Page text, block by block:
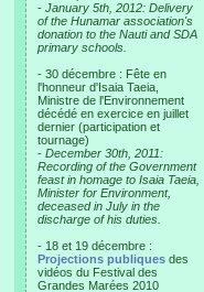
- January 5th, 2012: Delivery
of the Hunamar association's
donation to the Nauti and SDA
primary schools.
- 30 décembre : Fête en
l'honneur d'Isaia Taeia,
Ministre de l'Environnement
décédé en exercice en juillet
dernier (participation et
tournage)
- December 30th, 2011:
Recording of the Government
feast in homage to Isaia Taeia,
Minister for Environment,
deceased in July in the
discharge of his duties.
- 18 et 19 décembre :
Projections publiques des
vidéos du Festival des
Grandes Marées 2010